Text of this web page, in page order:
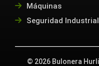
Máquinas
Seguridad Industrial
© 2026 Bulonera